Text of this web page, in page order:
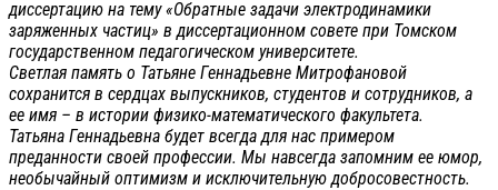
диссертацию на тему «Обратные задачи электродинамики
заряженных частиц» в диссертационном совете при Томском
государственном педагогическом университете.
Светлая память о Татьяне Геннадьевне Митрофановой
сохранится в сердцах выпускников, студентов и сотрудников, а
ее имя – в истории физико-математического факультета.
Татьяна Геннадьевна будет всегда для нас примером
преданности своей профессии. Мы навсегда запомним ее юмор,
необычайный оптимизм и исключительную добросовестность.